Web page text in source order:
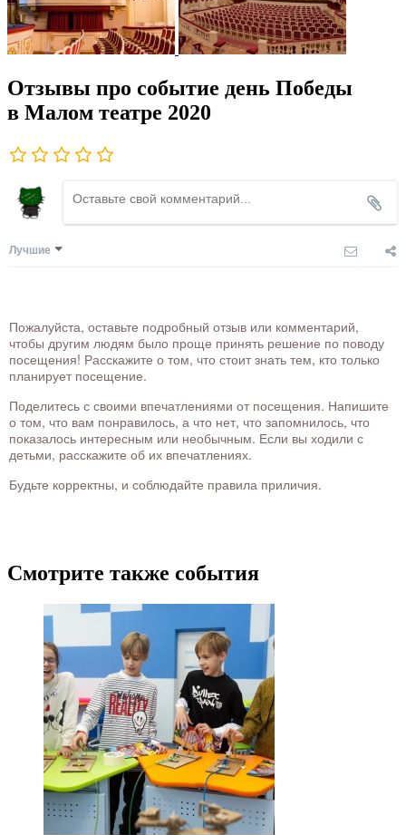
Отзывы про событие день Победы
в Малом театре 2020
Лучшие
Пожалуйста, оставьте подробный отзыв или комментарий,
чтобы другим людям было проще принять решение по поводу
посещения! Расскажите о том, что стоит знать тем, кто только
планирует посещение.
Поделитесь с своими впечатлениями от посещения. Напишите
о том, что вам понравилось, а что нет, что запомнилось, что
показалось интересным или необычным. Если вы ходили с
детьми, расскажите об их впечатлениях.
Будьте корректны, и соблюдайте правила приличия.
Смотрите также события